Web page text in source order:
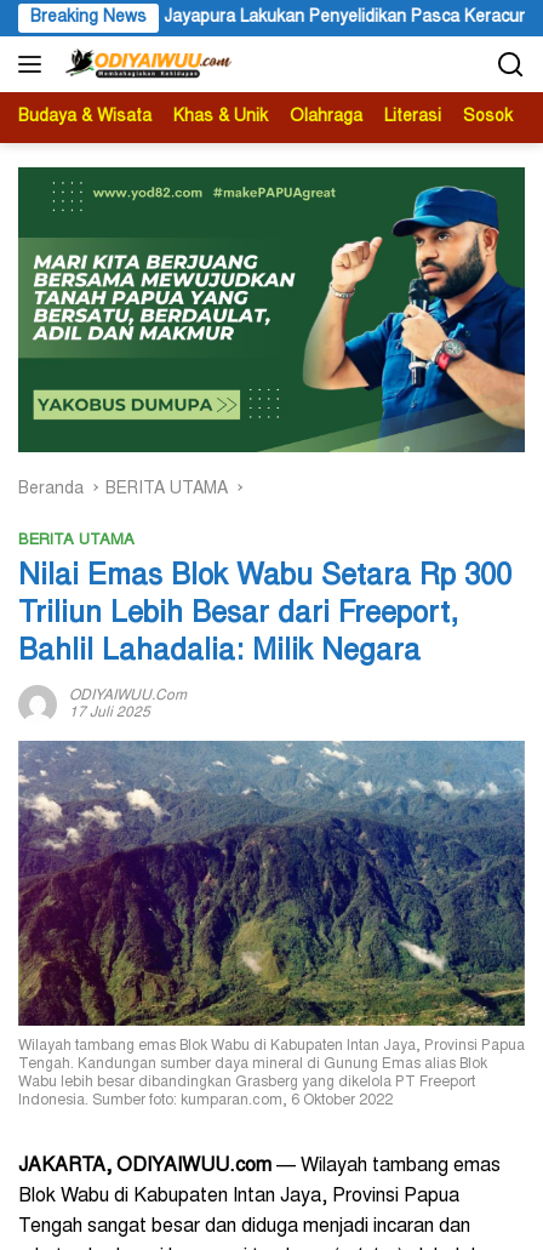
Langsung
ke
konten
Breaking NewsPasca Keracunan Akibat Dugaan Menu MBG di
Budaya & Wisata Khas & Unik Olahraga Literasi Sosok
Beranda BERITA UTAMA
BERITA UTAMA
Nilai Emas Blok Wabu Setara Rp 300
Triliun Lebih Besar dari Freeport,
Bahlil Lahadalia: Milik Negara
ODIYAIWUU.com
17 Juli 2025
Wilayah tambang emas Blok Wabu di Kabupaten Intan Jaya, Provinsi Papua
Tengah. Kandungan sumber daya mineral di Gunung Emas alias Blok
Wabu lebih besar dibandingkan Grasberg yang dikelola PT Freeport
Indonesia. Sumber foto: kumparan.com, 6 Oktober 2022
JAKARTA, ODIYAIWUU.com — Wilayah tambang emas
Blok Wabu di Kabupaten Intan Jaya, Provinsi Papua
Tengah sangat besar dan diduga menjadi incaran dan